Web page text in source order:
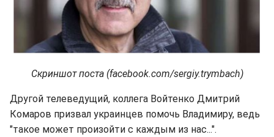
Скриншот поста (facebook.com/sergiy.trymbach)
Другой телеведущий, коллега Войтенко Дмитрий
Комаров призвал украинцев помочь Владимиру, ведь
"такое может произойти с каждым из нас...".